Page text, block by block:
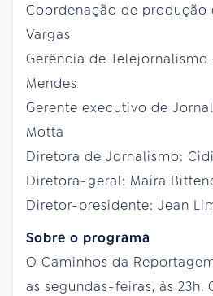
Coordenação de produção
Vargas
Gerência de Telejornalismo
Mendes
Gerente executivo de
Motta
Diretora de Jornalismo:
Diretora-geral: Maíra
Diretor-presidente: Jean
Sobre o programa
O Caminhos da
as segundas-feiras, às 23h.